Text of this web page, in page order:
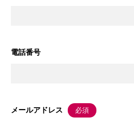
電話番号
メールアドレス 必須